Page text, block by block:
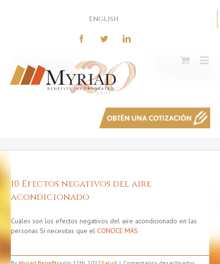
English
10 Efectos negativos del aire
acondicionado
Cuáles son los efectos negativos del aire acondicionado en las
personas Si necesitas que elCONOCE MÁS